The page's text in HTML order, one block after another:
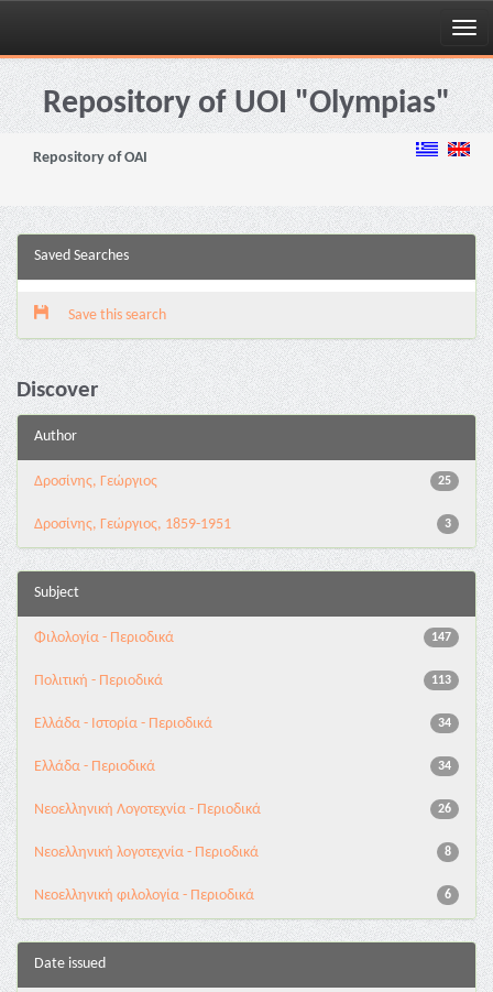
Skip
navigationRepository of UOI "Olympias"
Repository of OAI
Saved Searches
Save this search
Discover
Author
25
Δροσίνης, Γεώργιος
3
Δροσίνης, Γεώργιος, 1859-1951
Subject
147
Φιλολογία - Περιοδικά
113
Πολιτική - Περιοδικά
34
Ελλάδα - Ιστορία - Περιοδικά
34
Ελλάδα - Περιοδικά
26
Νεοελληνική Λογοτεχνία - Περιοδικά
8
Νεοελληνική λογοτεχνία - Περιοδικά
6
Νεοελληνική φιλολογία - Περιοδικά
Date issued